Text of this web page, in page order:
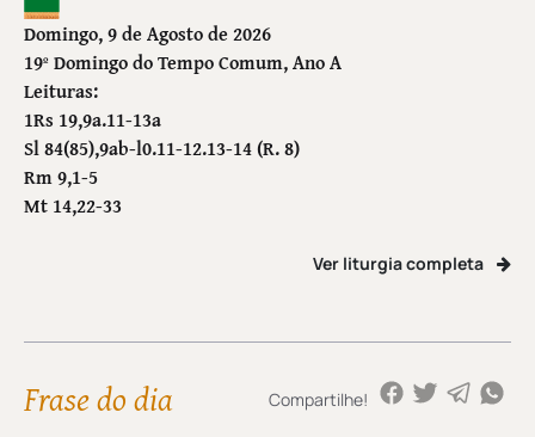
Domingo, 9 de Agosto de 2026
19º Domingo do Tempo Comum, Ano A
Leituras:
1Rs 19,9a.11-13a
Sl 84(85),9ab-l0.11-12.13-14 (R. 8)
Rm 9,1-5
Mt 14,22-33
Ver liturgia completa
Frase do dia Compartilhe!